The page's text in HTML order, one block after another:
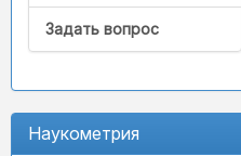
Задать вопрос
Наукометрия